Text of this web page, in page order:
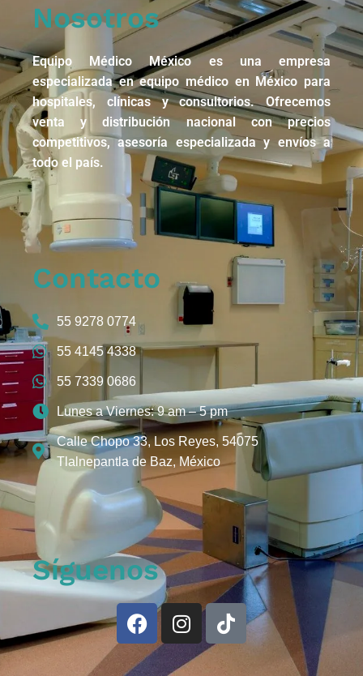
Nosotros
Equipo Médico México es una empresa
especializada en equipo médico en México para
hospitales, clínicas y consultorios. Ofrecemos
venta y distribución nacional con precios
competitivos, asesoría especializada y envíos a
todo el país.
Contacto
55 9278 0774
55 4145 4338
55 7339 0686
Lunes a Viernes: 9 am – 5 pm
Calle Chopo 33, Los Reyes, 54075
Tlalnepantla de Baz, México
Síguenos